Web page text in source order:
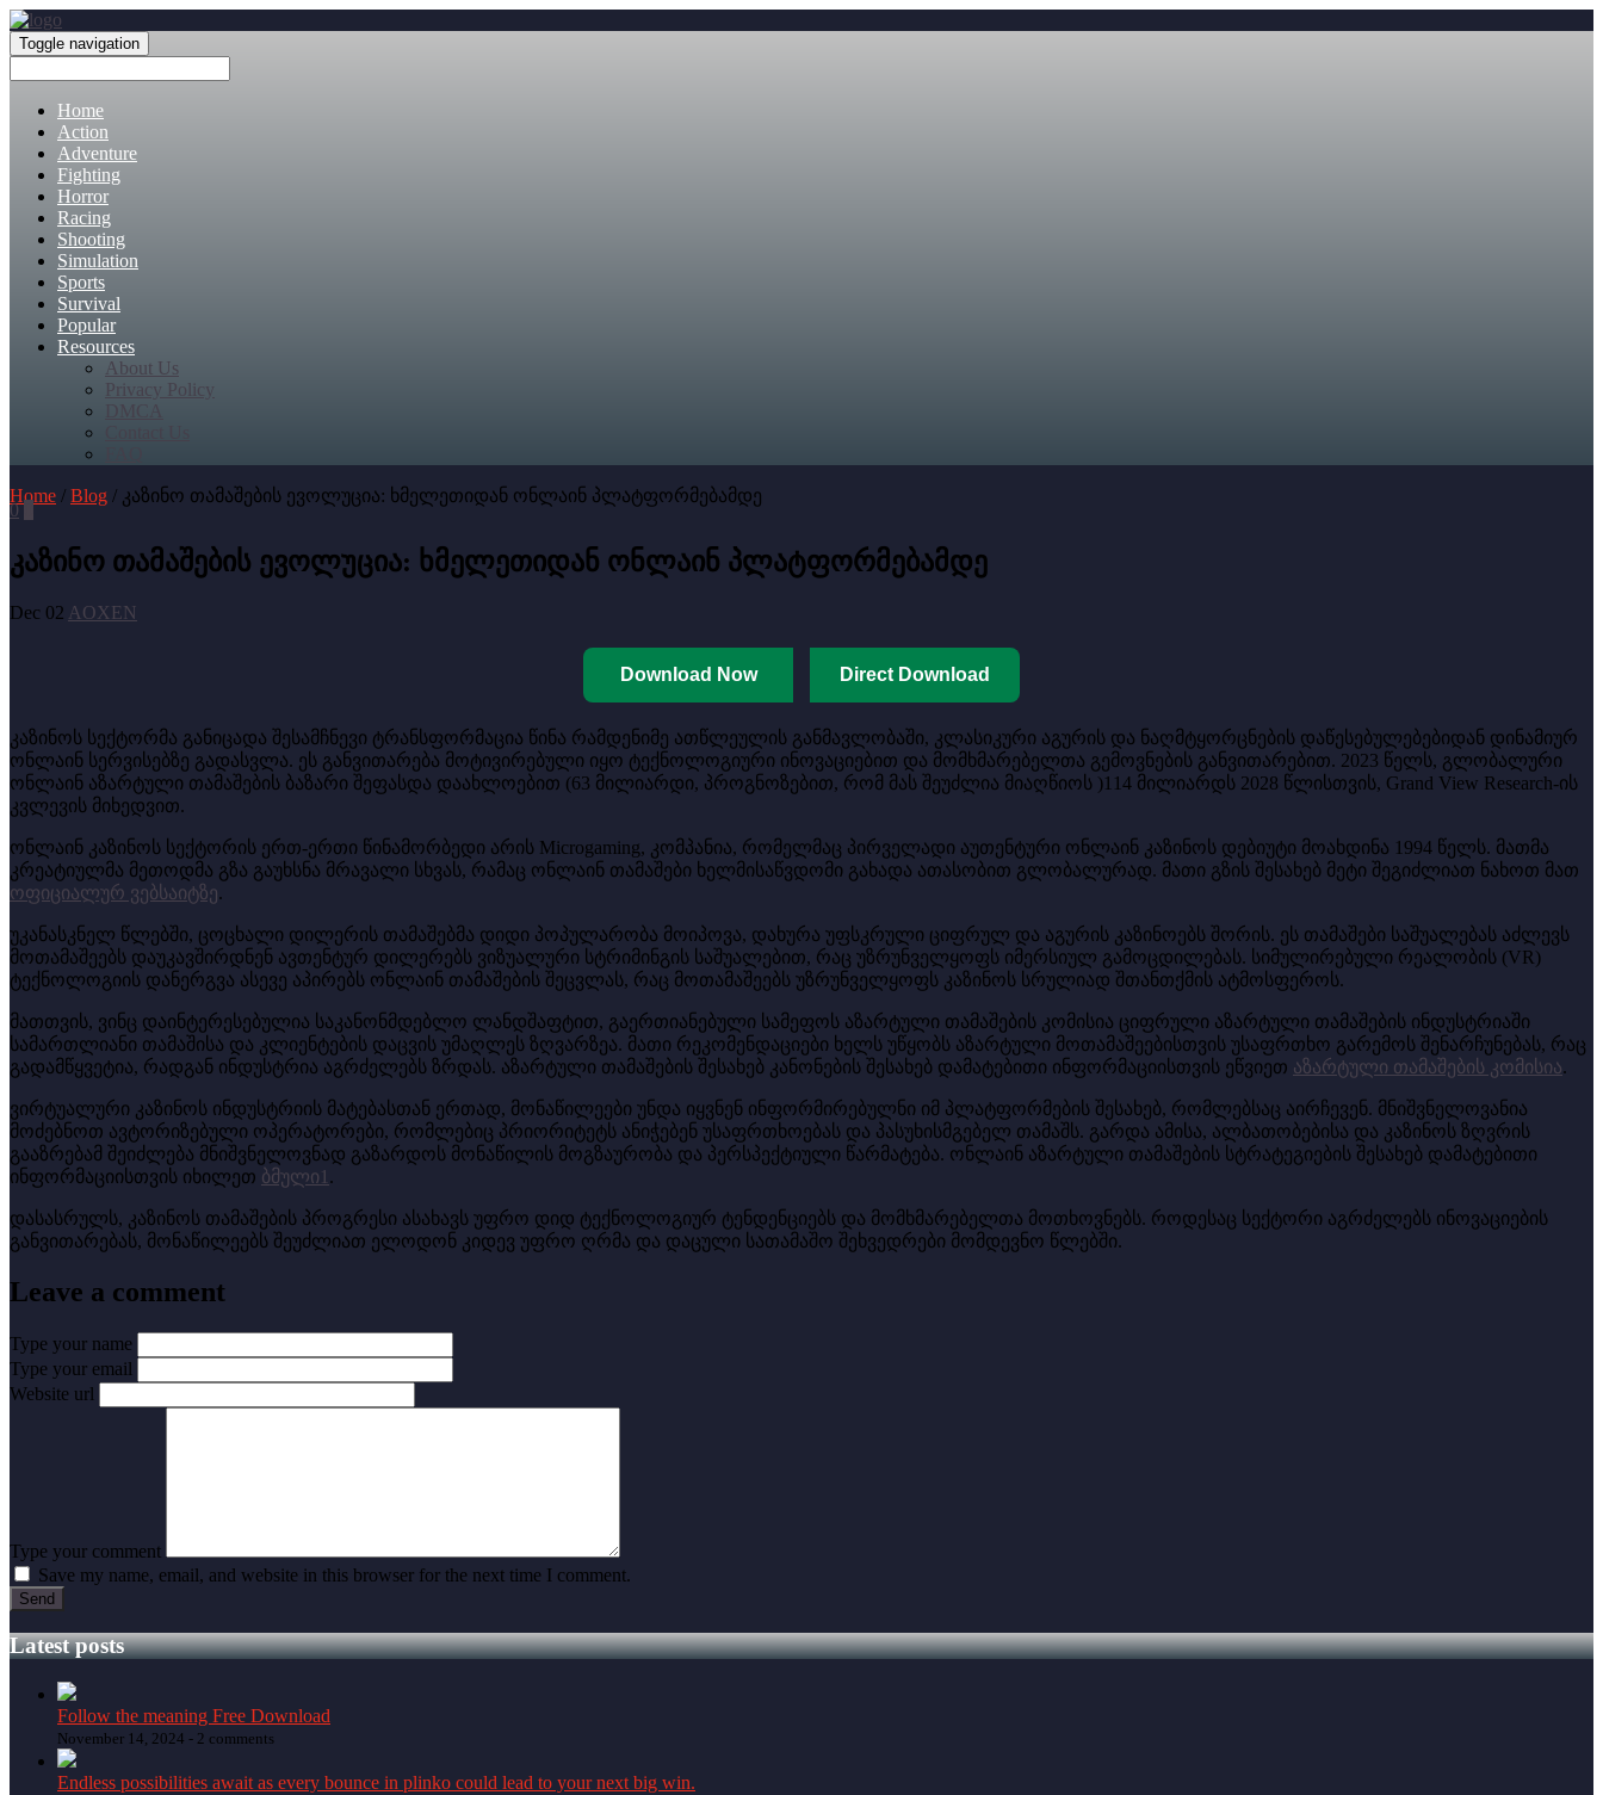
Toggle navigation
Home
Action
Adventure
Fighting
Horror
Racing
Shooting
Simulation
Sports
Survival
Popular
Resources
About Us
Privacy Policy
DMCA
Home / Blog / კაზინო თამაშების ევოლუცია: ხმელეთიდან ონლაინ პლატფორმებამდე
0
კაზინო თამაშების ევოლუცია: ხმელეთიდან ონლაინ პლატფორმებამდე
Dec 02 AOXEN
Download Now Direct Download
კაზინოს სექტორმა განიცადა შესამჩნევი ტრანსფორმაცია წინა რამდენიმე ათწლეულის განმავლობაში, კლასიკური აგურის და ნაღმტყორცნების დაწესებულებებიდან დინამიურ
ონლაინ სერვისებზე გადასვლა. ეს განვითარება მოტივირებული იყო ტექნოლოგიური ინოვაციებით და მომხმარებელთა გემოვნების განვითარებით. 2023 წელს, გლობალური
ონლაინ აზარტული თამაშების ბაზარი შეფასდა დაახლოებით (63 მილიარდი, პროგნოზებით, რომ მას შეუძლია მიაღწიოს )114 მილიარდს 2028 წლისთვის, Grand View Research-ის
კვლევის მიხედვით.
ონლაინ კაზინოს სექტორის ერთ-ერთი წინამორბედი არის Microgaming, კომპანია, რომელმაც პირველადი აუთენტური ონლაინ კაზინოს დებიუტი მოახდინა 1994 წელს. მათმა
კრეატიულმა მეთოდმა გზა გაუხსნა მრავალი სხვას, რამაც ონლაინ თამაშები ხელმისაწვდომი გახადა ათასობით გლობალურად. მათი გზის შესახებ მეტი შეგიძლიათ ნახოთ მათ
ოფიციალურ ვებსაიტზე.
უკანასკნელ წლებში, ცოცხალი დილერის თამაშებმა დიდი პოპულარობა მოიპოვა, დახურა უფსკრული ციფრულ და აგურის კაზინოებს შორის. ეს თამაშები საშუალებას აძლევს
მოთამაშეებს დაუკავშირდნენ ავთენტურ დილერებს ვიზუალური სტრიმინგის საშუალებით, რაც უზრუნველყოფს იმერსიულ გამოცდილებას. სიმულირებული რეალობის (VR)
ტექნოლოგიის დანერგვა ასევე აპირებს ონლაინ თამაშების შეცვლას, რაც მოთამაშეებს უზრუნველყოფს კაზინოს სრულიად შთანთქმის ატმოსფეროს.
მათთვის, ვინც დაინტერესებულია საკანონმდებლო ლანდშაფტით, გაერთიანებული სამეფოს აზარტული თამაშების კომისია ციფრული აზარტული თამაშების ინდუსტრიაში
სამართლიანი თამაშისა და კლიენტების დაცვის უმაღლეს ზღვარზეა. მათი რეკომენდაციები ხელს უწყობს აზარტული მოთამაშეებისთვის უსაფრთხო გარემოს შენარჩუნებას, რაც
გადამწყვეტია, რადგან ინდუსტრია აგრძელებს ზრდას. აზარტული თამაშების შესახებ კანონების შესახებ დამატებითი ინფორმაციისთვის ეწვიეთ აზარტული თამაშების კომისია.
ვირტუალური კაზინოს ინდუსტრიის მატებასთან ერთად, მონაწილეები უნდა იყვნენ ინფორმირებულნი იმ პლატფორმების შესახებ, რომლებსაც აირჩევენ. მნიშვნელოვანია
მოძებნოთ ავტორიზებული ოპერატორები, რომლებიც პრიორიტეტს ანიჭებენ უსაფრთხოებას და პასუხისმგებელ თამაშს. გარდა ამისა, ალბათობებისა და კაზინოს ზღვრის
გააზრებამ შეიძლება მნიშვნელოვნად გაზარდოს მონაწილის მოგზაურობა და პერსპექტიული წარმატება. ონლაინ აზარტული თამაშების სტრატეგიების შესახებ დამატებითი
ინფორმაციისთვის იხილეთ ბმული1 .
დასასრულს, კაზინოს თამაშების პროგრესი ასახავს უფრო დიდ ტექნოლოგიურ ტენდენციებს და მომხმარებელთა მოთხოვნებს. როდესაც სექტორი აგრძელებს ინოვაციების
განვითარებას, მონაწილეებს შეუძლიათ ელოდონ კიდევ უფრო ღრმა და დაცული სათამაშო შეხვედრები მომდევნო წლებში.
Leave a comment
Type your name
Type your email
Website url
Type your comment
Save my name, email, and website in this browser for the next time I comment.
Latest posts
Follow the meaning Free Download
November 14, 2024 - 2 comments
Endless possibilities await as every bounce in plinko could lead to your next big win.